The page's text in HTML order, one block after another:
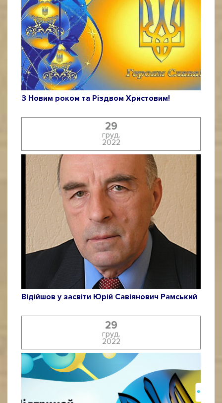
З Новим роком та Різдвом Христовим!
29
груд.
2022
Відійшов у засвіти Юрій Савіянович Рамський
29
груд.
2022